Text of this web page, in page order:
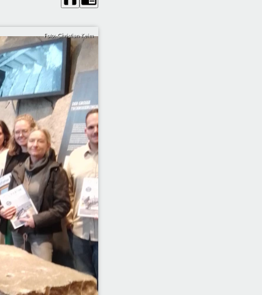
Foto: Christian Keim